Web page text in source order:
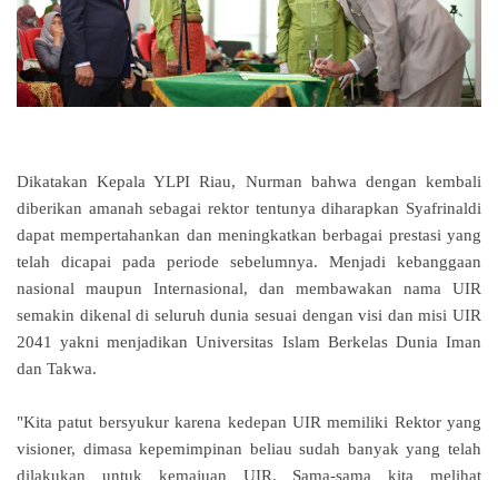
Dikatakan Kepala YLPI Riau, Nurman bahwa dengan kembali
diberikan amanah sebagai rektor tentunya diharapkan Syafrinaldi
dapat mempertahankan dan meningkatkan berbagai prestasi yang
telah dicapai pada periode sebelumnya. Menjadi kebanggaan
nasional maupun Internasional, dan membawakan nama UIR
semakin dikenal di seluruh dunia sesuai dengan visi dan misi UIR
2041 yakni menjadikan Universitas Islam Berkelas Dunia Iman
dan Takwa.
"Kita patut bersyukur karena kedepan UIR memiliki Rektor yang
visioner, dimasa kepemimpinan beliau sudah banyak yang telah
dilakukan untuk kemajuan UIR. Sama-sama kita melihat